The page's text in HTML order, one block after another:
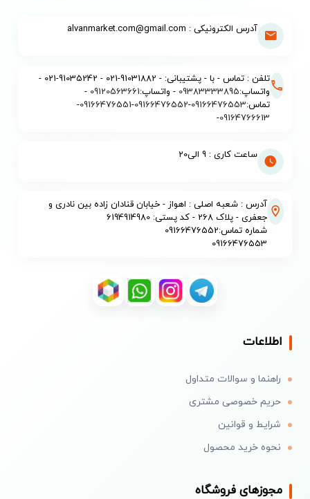
آدرس الکترونیکی : alvanmarket.com@gmail.com
تلفن : تماس - با - پشتیبانی: - 91031882-021 - 91035242-021 -
واتساپ:09383333895 - واتساپ:09120563661
-
تماس:09166476553
-
09166476552
-
09166476551
-
09164766613
-
ساعت کاری : 9 الی20
آدرس : شعبه اصلی : اهواز - خیابان قنادان زاده بین نادری و
جعفری - پلاک 268 - کد پستی: 6194914980
شماره تماس:09166476552
09166476553
اطلاعات
راهنما و سوالات متداول
حریم خصوصی مشتری
شرایط و قوانین
نحوه خرید محصول
مجوزهای فروشگاه